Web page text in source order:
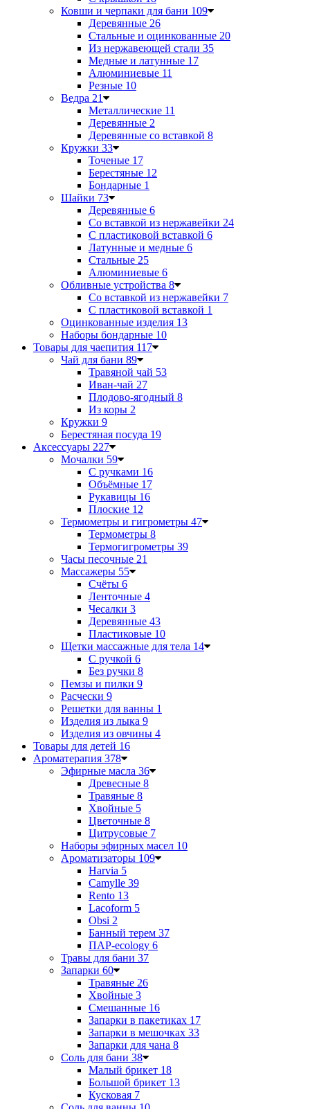
Ковши и черпаки для бани 109
Деревянные 26
Стальные и оцинкованные 20
Из нержавеющей стали 35
Медные и латунные 17
Алюминиевые 11
Резные 10
Ведра 21
Металлические 11
Деревянные 2
Деревянные со вставкой 8
Кружки 33
Точеные 17
Берестяные 12
Бондарные 1
Шайки 73
Деревянные 6
Со вставкой из нержавейки 24
С пластиковой вставкой 6
Латунные и медные 6
Стальные 25
Алюминиевые 6
Обливные устройства 8
Со вставкой из нержавейки 7
С пластиковой вставкой 1
Оцинкованные изделия 13
Наборы бондарные 10
Товары для чаепития 117
Чай для бани 89
Травяной чай 53
Иван-чай 27
Плодово-ягодный 8
Из коры 2
Кружки 9
Берестяная посуда 19
Аксессуары 227
Мочалки 59
С ручками 16
Объёмные 17
Рукавицы 16
Плоские 12
Термометры и гигрометры 47
Термометры 8
Термогигрометры 39
Часы песочные 21
Массажеры 55
Счёты 6
Ленточные 4
Чесалки 3
Деревянные 43
Пластиковые 10
Щетки массажные для тела 14
С ручкой 6
Без ручки 8
Пемзы и пилки 9
Расчески 9
Решетки для ванны 1
Изделия из лыка 9
Изделия из овчины 4
Товары для детей 16
Ароматерапия 378
Эфирные масла 36
Древесные 8
Травяные 8
Хвойные 5
Цветочные 8
Цитрусовые 7
Наборы эфирных масел 10
Ароматизаторы 109
Harvia 5
Camylle 39
Rento 13
Lacoform 5
Obsi 2
Банный терем 37
ПАР-ecology 6
Травы для бани 37
Запарки 60
Травяные 26
Хвойные 3
Смешанные 16
Запарки в пакетиках 17
Запарки в мешочках 33
Запарки для чана 8
Соль для бани 38
Малый брикет 18
Большой брикет 13
Кусковая 7